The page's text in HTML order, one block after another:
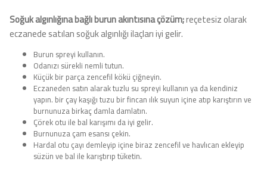
Soğuk algınlığına bağlı burun akıntısına çözüm;reçetesiz olarak
eczanede satılan soğuk algınlığı ilaçları iyi gelir.
Burun spreyi kullanın.
Odanızı sürekli nemli tutun.
Küçük bir parça zencefil kökü çiğneyin.
Eczaneden satın alarak tuzlu su spreyi kullanın ya da kendiniz
yapın. bir çay kaşığı tuzu bir fincan ılık suyun içine atıp karıştırın ve
burnunuza birkaç damla damlatın.
Çörek otu ile bal karışımı da iyi gelir.
Burnunuza çam esansı çekin.
Hardal otu çayı demleyip içine biraz zencefil ve havlıcan ekleyip
süzün ve bal ile karıştırıp tüketin.